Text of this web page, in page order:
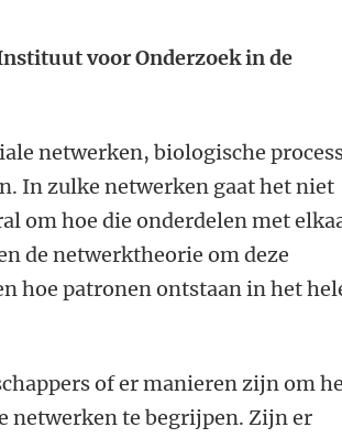
voor Onderzoek in de
netwerken, biologische
In zulke netwerken gaat het niet
om hoe die onderdelen met
de netwerktheorie om deze
hoe patronen ontstaan in het
of er manieren zijn om
netwerken te begrijpen. Zijn er